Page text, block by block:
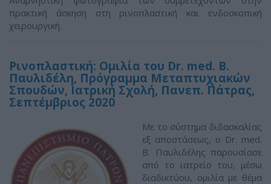
πρακτική άσκηση στη ρινοπλαστική και ενδοσκοπική
χειρουργική.
Ρινοπλαστική: Oμιλία του Dr. med. B.
Παυλιδέλη, Πρόγραμμα Μεταπτυχιακών
Σπουδών, Ιατρική Σχολή, Πανεπ. Πάτρας,
Σεπτέμβριος 2020
Με το σύστημα διδασκαλίας
εξ αποστάσεως, ο Dr. med.
B. Παυλιδέλης παρουσίασε
από το ιατρείο του, μέσω
διαδικτύου, ομιλία με θέμα